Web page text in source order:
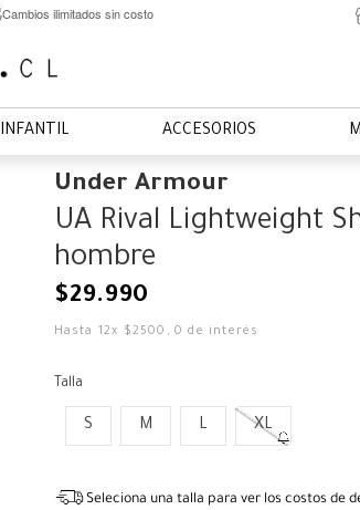
Cambios ilimitados sin costo
INFANTIL ACCESORIOS
Under Armour
UA Rival Lightweight
hombre
$29.990
Hasta 12x $2500 ,0 de interés
Talla
S M L XL
Seleciona una talla para ver los costos de